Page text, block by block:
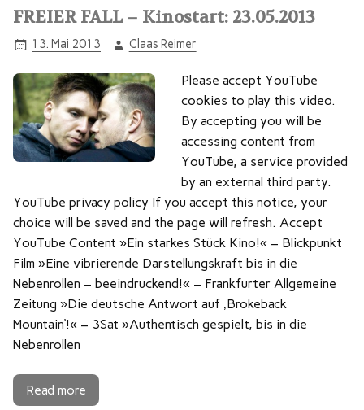
FREIER FALL – Kinostart: 23.05.2013
13. Mai 2013 Claas Reimer
Please accept YouTube
cookies to play this video.
By accepting you will be
accessing content from
YouTube, a service provided
by an external third party.
YouTube privacy policy If you accept this notice, your
choice will be saved and the page will refresh. Accept
YouTube Content »Ein starkes Stück Kino!« – Blickpunkt
Film »Eine vibrierende Darstellungskraft bis in die
Nebenrollen – beeindruckend!« – Frankfurter Allgemeine
Zeitung »Die deutsche Antwort auf ‚Brokeback
Mountain‘!« – 3Sat »Authentisch gespielt, bis in die
Nebenrollen
Read more